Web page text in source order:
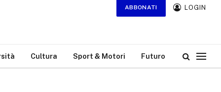
ABBONATI LOGIN
Cultura Sport & Motori Futuro